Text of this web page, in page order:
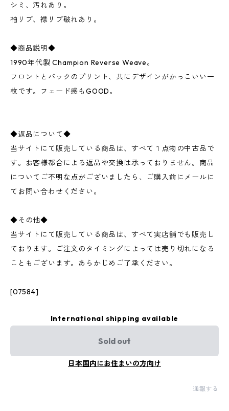
シミ、汚れあり。
袖リブ、襟リブ破れあり。
◆商品説明◆
1990年代製 Champion Reverse Weave。
フロントとバックのプリント、共にデザインがかっこいい一
枚です。フェード感もGOOD。
◆返品について◆
当サイトにて販売している商品は、すべて１点物の中古品で
す。お客様都合による返品や交換は承っておりません。商品
についてご不明な点がございましたら、ご購入前にメールに
てお問い合わせください。
◆その他◆
当サイトにて販売している商品は、すべて実店舗でも販売し
ております。ご注文のタイミングによっては売り切れになる
こともございます。あらかじめご了承ください。
[07584]
International shipping available
Sold out
日本国内にお住まいの方向け
通報する